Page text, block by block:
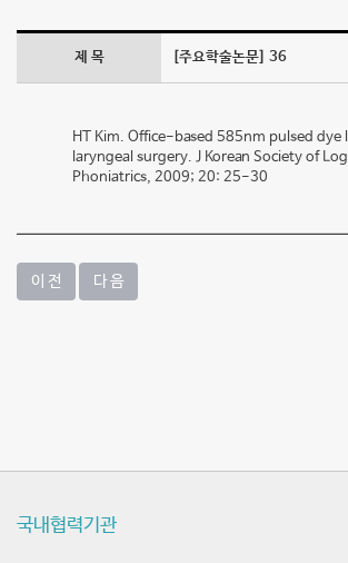
논
문
제 목 [주요학술논문] 36
HT Kim. Office-based 585nm pulsed dye
laryngeal surgery. J Korean Society of
Phoniatrics, 2009; 20: 25-30
이 전 다 음
국내협력기관